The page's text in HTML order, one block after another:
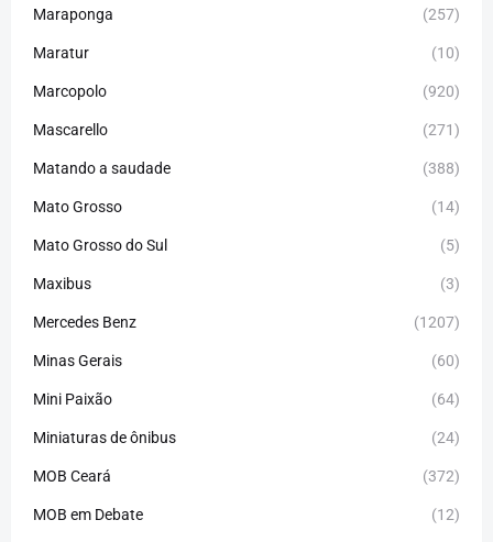
Maraponga (257)
Maratur (10)
Marcopolo (920)
Mascarello (271)
Matando a saudade (388)
Mato Grosso (14)
Mato Grosso do Sul (5)
Maxibus (3)
Mercedes Benz (1207)
Minas Gerais (60)
Mini Paixão (64)
Miniaturas de ônibus (24)
MOB Ceará (372)
MOB em Debate (12)